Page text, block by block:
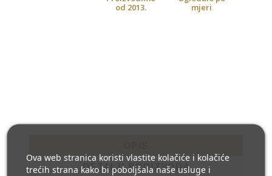
od 2013.
mjeri
DETALJI PROIZVODA
Ova web stranica koristi vlastite kolačiće i kolačiće
trećih strana kako bi poboljšala naše usluge i